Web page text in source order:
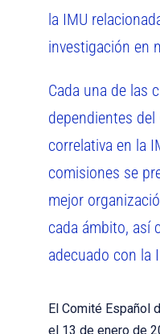
la IMU
investigación en
Cada una de las
dependientes
correlativa en la
comisiones se
mejor
cada ámbito, así
adecuado con la
El Comité Español
el 13 de enero de